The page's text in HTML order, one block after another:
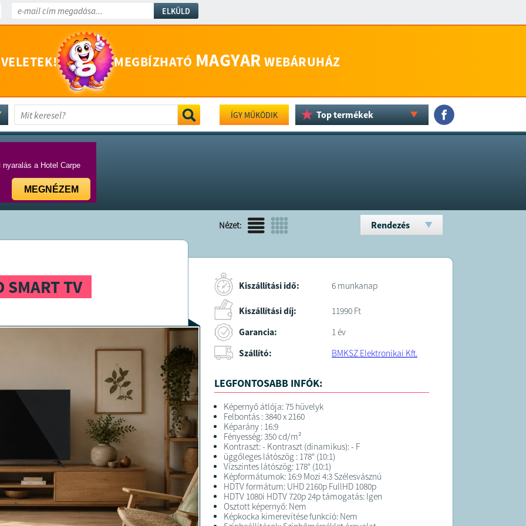
ELKÜLD
MEGBÍZHATÓ MAGYAR WEBÁRUHÁZ
ÍGY MŰKÖDIK Top termékek
a Hotel Carpe
MEGNÉZEM
Nézet: Rendezés
TV Kiszállítási idő: 6 munkanap
Kiszállítási díj:
11990 Ft
Garancia:
1 év
Szállító:
BMKSZ Elektronikai Kft.
LEGFONTOSABB INFÓK:
Képernyő átlója: 75 hüvelyk
Felbontás : 3840 x 2160
Képarány : 16:9
Fényesség: 350 cd/m²
Kontraszt: - Kontraszt (dinamikus): - F
üggőleges látószög : 178° (10:1)
Vízszintes látószög: 178° (10:1)
Képformátumok: 16:9 Mozi 4:3 Szélesvásznú
HDTV formátum: UHD 2160p FullHD 1080p
HDTV 1080i HDTV 720p 24p támogatás: Igen
Osztott képernyő: Nem
Képkocka kimerevítése funkció: Nem